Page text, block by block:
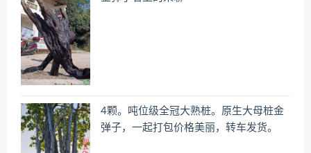
4颗。吨位级全冠大熟桩。原生大母桩金
弹子，一起打包价格美丽，转车发货。